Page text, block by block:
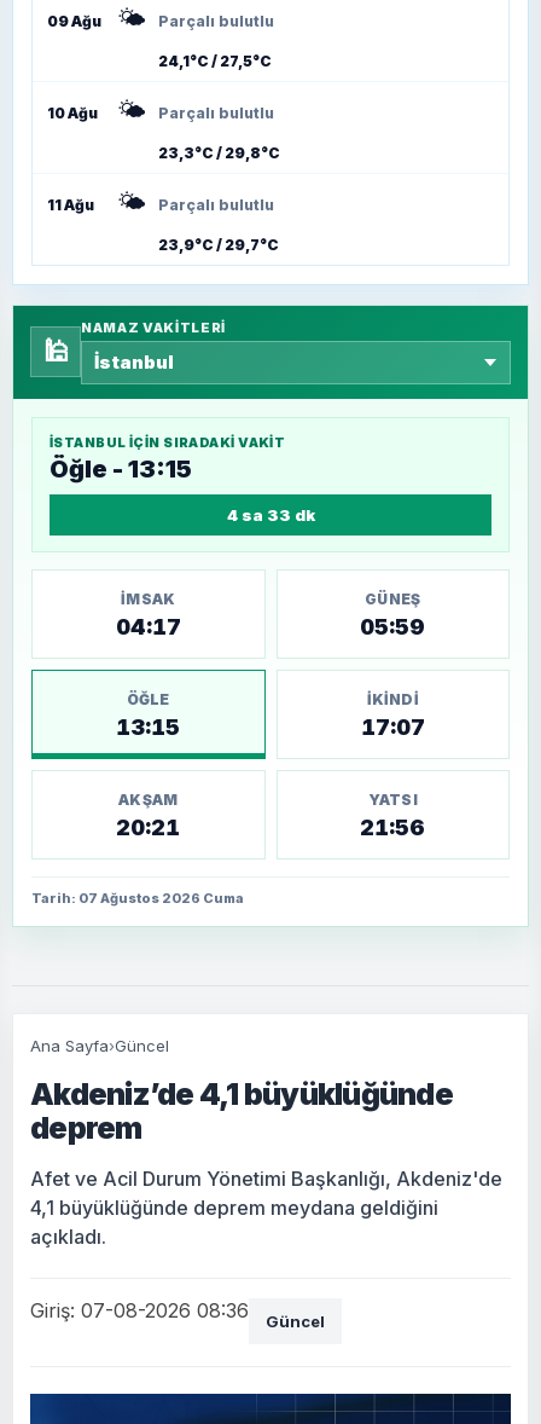
09 Ağu 🌤️ Parçalı bulutlu
24,1°C / 27,5°C
10 Ağu 🌤️ Parçalı bulutlu
23,3°C / 29,8°C
11 Ağu 🌤️ Parçalı bulutlu
23,9°C / 29,7°C
🕌
NAMAZ VAKITLERI
İSTANBUL IÇIN SIRADAKI VAKIT
Öğle - 13:15
4 sa 33 dk
İMSAK
04:17
GÜNEŞ
05:59
ÖĞLE
13:15
İKINDI
17:07
AKŞAM
20:21
YATSI
21:56
Tarih: 07 Ağustos 2026 Cuma
Ana Sayfa›Güncel
Akdeniz’de 4,1 büyüklüğünde
deprem
Afet ve Acil Durum Yönetimi Başkanlığı, Akdeniz'de
4,1 büyüklüğünde deprem meydana geldiğini
açıkladı.
Giriş: 07-08-2026 08:36 Güncel